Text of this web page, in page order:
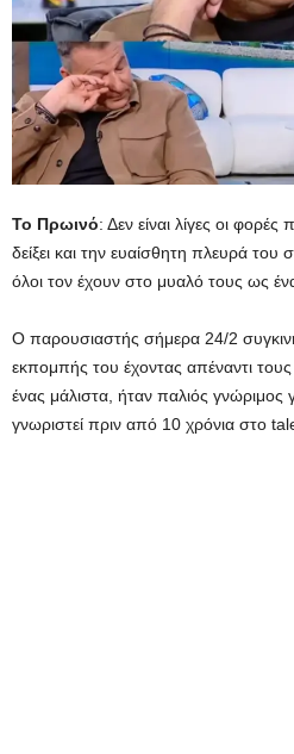
Το Πρωινό: Δεν είναι λίγες οι φορές
δείξει και την ευαίσθητη πλευρά
όλοι τον έχουν στο μυαλό τους ως
Ο παρουσιαστής σήμερα 24/2
εκπομπής του έχοντας απέναντι
ένας μάλιστα, ήταν παλιός γνώριμος
γνωριστεί πριν από 10 χρόνια στο